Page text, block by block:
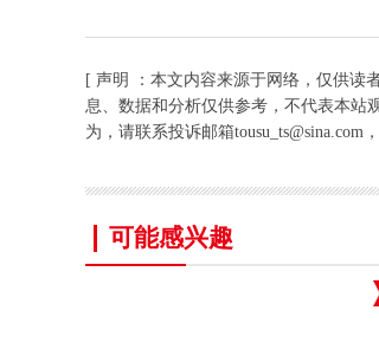
[ 声明 ：本文内容来源于网络，仅供读
息、数据和分析仅供参考，不代表本站
为，请联系投诉邮箱
可能感兴趣